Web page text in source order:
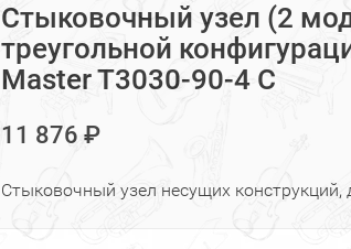
Стыковочный узел (2
треугольной
Master T3030-90-4 C
11 876 ₽
Стыковочный узел несущих конструкций,